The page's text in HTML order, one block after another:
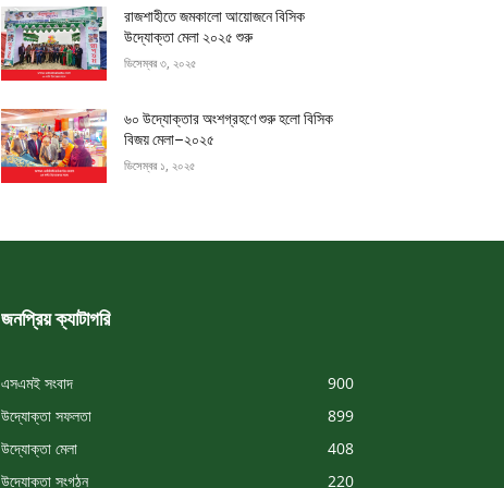
রাজশাহীতে জমকালো আয়োজনে বিসিক
উদ্যোক্তা মেলা ২০২৫ শুরু
ডিসেম্বর ৩, ২০২৫
৬০ উদ্যোক্তার অংশগ্রহণে শুরু হলো বিসিক
বিজয় মেলা–২০২৫
ডিসেম্বর ১, ২০২৫
জনপ্রিয় ক্যাটাগরি
এসএমই সংবাদ
900
উদ্যোক্তা সফলতা
899
উদ্যোক্তা মেলা
408
উদ্যোক্তা সংগঠন
220